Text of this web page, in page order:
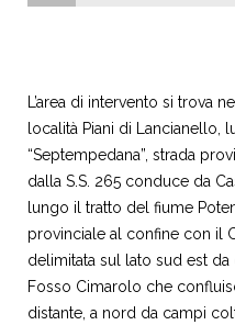
L’area di intervento si trova
località Piani di Lancianello,
“Septempedana”, strada
dalla S.S. 265 conduce da
lungo il tratto del fiume
provinciale al confine con il
delimitata sul lato sud est
Fosso Cimarolo che
distante, a nord da campi